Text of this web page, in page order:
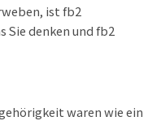
ist fb2
Sie denken und fb2
waren wie ein